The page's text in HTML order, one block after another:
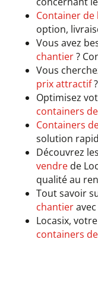
Container de
option,
Vous avez
chantier?
Vous
prix attractif
Optimisez
containers
Containers
solution
Découvrez les
vendrede
qualité au
Tout savoir
chantieravec
Locasix,
containers